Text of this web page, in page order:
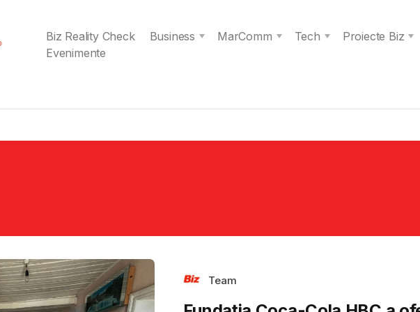
Biz Reality Check Business MarComm Tech
Proiecte Biz
Evenimente
Team